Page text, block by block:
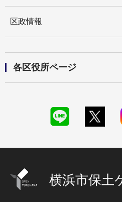
区政情報
各区役所ページ
横浜市保土